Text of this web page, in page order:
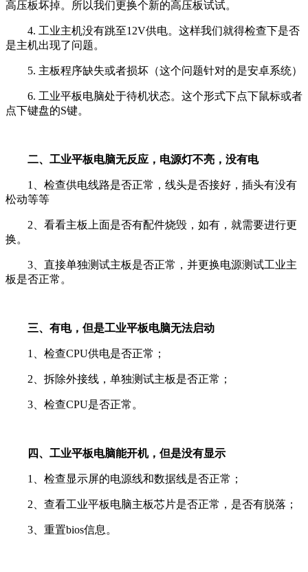
高压板坏掉。所以我们更换个新的高压板试试。
4. 工业主机没有跳至12V供电。这样我们就得检查下是否
是主机出现了问题。
5. 主板程序缺失或者损坏（这个问题针对的是安卓系统）
6. 工业平板电脑处于待机状态。这个形式下点下鼠标或者
点下键盘的S键。
二、工业平板电脑无反应，电源灯不亮，没有电
1、检查供电线路是否正常，线头是否接好，插头有没有
松动等等
2、看看主板上面是否有配件烧毁，如有，就需要进行更
换。
3、直接单独测试主板是否正常，并更换电源测试工业主
板是否正常。
三、有电，但是工业平板电脑无法启动
1、检查CPU供电是否正常；
2、拆除外接线，单独测试主板是否正常；
3、检查CPU是否正常。
四、工业平板电脑能开机，但是没有显示
1、检查显示屏的电源线和数据线是否正常；
2、查看工业平板电脑主板芯片是否正常，是否有脱落；
3、重置bios信息。